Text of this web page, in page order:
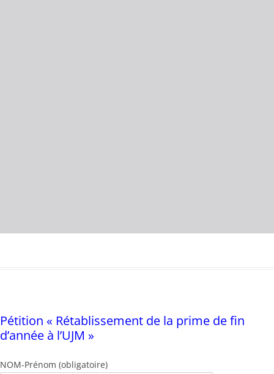
Pétition « Rétablissement de la prime de fin
d’année à l’UJM »
NOM-Prénom (obligatoire)